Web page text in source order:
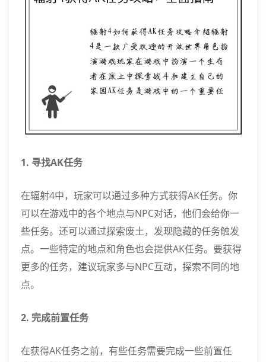
1. 寻找AK任务
在辐射4中，玩家可以通过多种方式获得AK任务。你
可以在游戏中的各个地点与NPC对话，他们会给你一
些任务。还可以通过探索废土，发现隐藏的任务触发
点。一些特定的地点和角色也会提供AK任务。要获得
更多的任务，建议玩家多与NPC互动，探索不同的地
点。
2. 完成前置任务
在获得AK任务之前，有些任务需要完成一些前置任